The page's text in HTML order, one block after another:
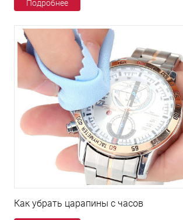
Подробнее
Как убрать царапины с часов